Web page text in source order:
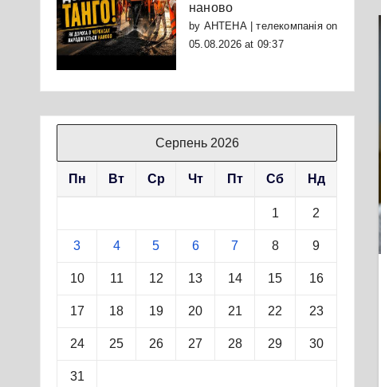
наново
by АНТЕНА | телекомпаніяon
05.08.2026 at 09:37
Серпень 2026
Пн Вт Ср Чт Пт Сб Нд
1 2
3 4 5 6 7 8 9
10 11 12 13 14 15 16
17 18 19 20 21 22 23
24 25 26 27 28 29 30
31